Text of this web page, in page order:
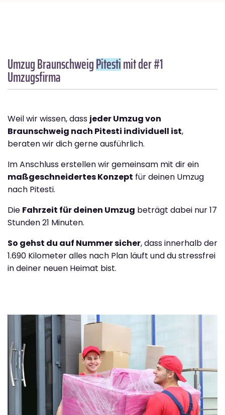
Umzug BraunschweigPitestimit der #1
Umzugsfirma
Weil wir wissen, dass jeder Umzug von
Braunschweig nach Pitesti individuell ist,
beraten wir dich gerne ausführlich.
Im Anschluss erstellen wir gemeinsam mit dir ein
maßgeschneidertes Konzept für deinen Umzug
nach Pitesti.
Die Fahrzeit für deinen Umzug beträgt dabei nur 17
Stunden 21 Minuten.
So gehst du auf Nummer sicher, dass innerhalb der
1.690 Kilometer alles nach Plan läuft und du stressfrei
in deiner neuen Heimat bist.